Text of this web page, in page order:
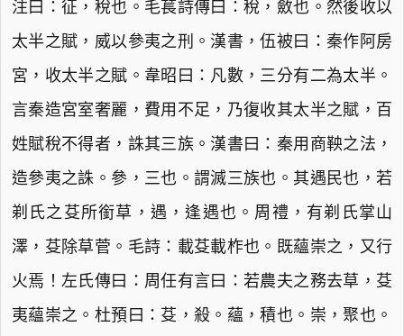
注曰：征，稅也。毛萇詩傳曰：稅，斂也。然後收以
太半之賦，威以參夷之刑。漢書，伍被曰：秦作阿房
宮，收太半之賦。韋昭曰：凡數，三分有二為太半。
言秦造宮室奢麗，費用不足，乃復收其太半之賦，百
姓賦稅不得者，誅其三族。漢書曰：秦用商鞅之法，
造參夷之誅。參，三也。謂滅三族也。其遇民也，若
剃氏之芟所銜草，遇，逢遇也。周禮，有剃氏掌山
澤，芟除草菅。毛詩：載芟載柞也。既蘊崇之，又行
火焉！左氏傳曰：周任有言曰：若農夫之務去草，芟
夷蘊崇之。杜預曰：芟，殺。蘊，積也。崇，聚也。